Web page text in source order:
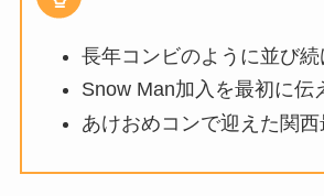
長年コンビのように並び
Snow Man加入を最初に伝
あけおめコンで迎えた関